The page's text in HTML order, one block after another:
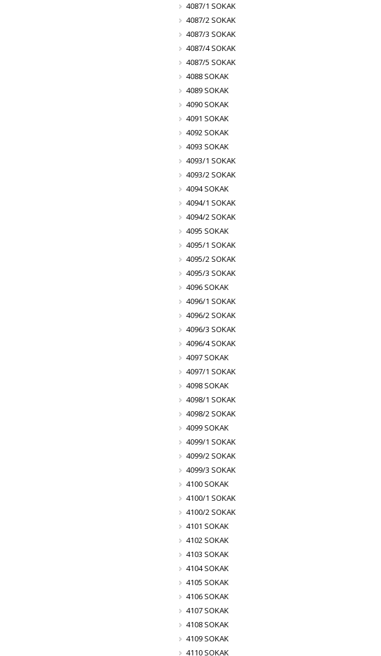
4087/1 SOKAK
4087/2 SOKAK
4087/3 SOKAK
4087/4 SOKAK
4087/5 SOKAK
4088 SOKAK
4089 SOKAK
4090 SOKAK
4091 SOKAK
4092 SOKAK
4093 SOKAK
4093/1 SOKAK
4093/2 SOKAK
4094 SOKAK
4094/1 SOKAK
4094/2 SOKAK
4095 SOKAK
4095/1 SOKAK
4095/2 SOKAK
4095/3 SOKAK
4096 SOKAK
4096/1 SOKAK
4096/2 SOKAK
4096/3 SOKAK
4096/4 SOKAK
4097 SOKAK
4097/1 SOKAK
4098 SOKAK
4098/1 SOKAK
4098/2 SOKAK
4099 SOKAK
4099/1 SOKAK
4099/2 SOKAK
4099/3 SOKAK
4100 SOKAK
4100/1 SOKAK
4100/2 SOKAK
4101 SOKAK
4102 SOKAK
4103 SOKAK
4104 SOKAK
4105 SOKAK
4106 SOKAK
4107 SOKAK
4108 SOKAK
4109 SOKAK
4110 SOKAK